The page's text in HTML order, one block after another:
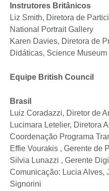
Instrutores Britânicos
Liz Smith, Diretora de
National Portrait Gallery
Karen Davies, Diretora de
Didáticas, Science Museum
Equipe British Council
Brasil
Luiz Coradazzi, Diretor de
Lucimara Letelier, Diretora
Coordenação Programa
Effie Vourakis , Gerente de
Silvia Lunazzi , Gerente
Comunicação: Lucia Alves,
Signorini